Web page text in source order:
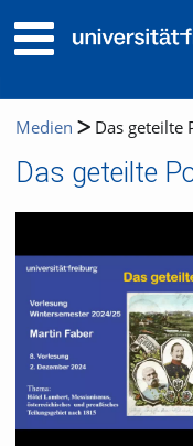
Medien Das geteilte